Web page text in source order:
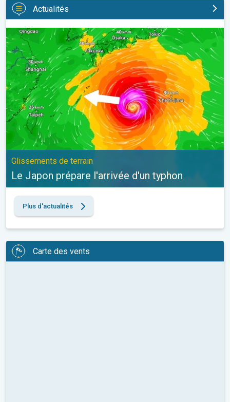
Actualités
Le Japon prépare l'arrivée d'un typhon. Glissements de terrain.
Glissements de terrain
Le Japon prépare l'arrivée d'un typhon
Plus d'actualités
Carte des vents